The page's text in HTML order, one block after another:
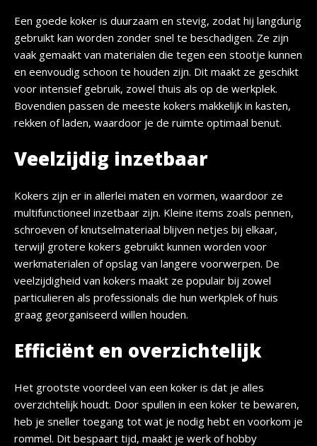
Een goede koker is duurzaam en stevig, zodat hij langdurig
gebruikt kan worden zonder snel te beschadigen. Ze zijn
vaak gemaakt van materialen die tegen een stootje kunnen
en eenvoudig schoon te houden zijn. Dit maakt ze geschikt
voor intensief gebruik, zowel thuis als op de werkplek.
Bovendien passen de meeste kokers makkelijk in kasten,
rekken of laden, waardoor je de ruimte optimaal benut.
Veelzijdig inzetbaar
Kokers zijn er in allerlei maten en vormen, waardoor ze
multifunctioneel inzetbaar zijn. Kleine items zoals pennen,
schroeven of knutselmateriaal blijven netjes bij elkaar,
terwijl grotere kokers gebruikt kunnen worden voor
werkmaterialen of opslag van langere voorwerpen. De
veelzijdigheid van kokers maakt ze populair bij zowel
particulieren als professionals die hun werkplek of huis
graag georganiseerd willen houden.
Efficiënt en overzichtelijk
Het grootste voordeel van een koker is dat je alles
overzichtelijk houdt. Door spullen in een koker te bewaren,
heb je sneller toegang tot wat je nodig hebt en voorkom je
rommel. Dit bespaart tijd, maakt je werk of hobby